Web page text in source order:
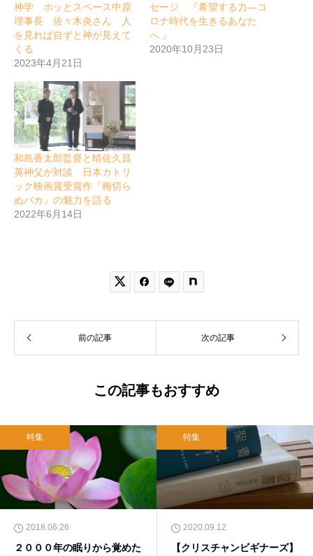
神学 ホッとスペース中原
理事長 佐々木炎さん 人
を見れば自ずと神が見えて
くる
2023年4月21日
セージ 『希望する力―コ
ロナ時代を生きるあなた
へ 』
2020年10月23日
和島香太郎監督と晴佐久昌
英神父が対談 日本カトリ
ック映画賞受賞作『梅切ら
ぬバカ』の魅力を語る
2022年6月14日
 
前の記事 次の記事
この記事もおすすめ
特集
2018.06.26
２０００年の眠りから覚めた
特集
2020.09.12
【クリスチャンビギナーズ】